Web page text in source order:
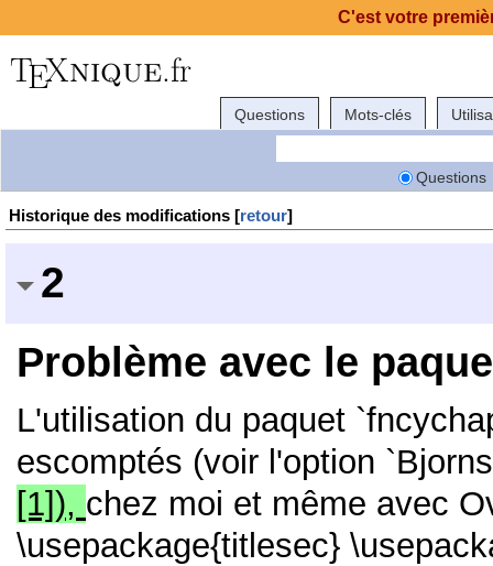
Questions Mots-clés
Questions
Historique des modifications [retour]
2
Problème avec le
L'utilisation du paquet
escomptés (voir l'option
[1]), chez moi et même avec
\usepackage{titlesec}
C'est votre